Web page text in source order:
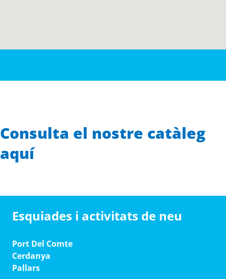
Consulta el nostre catàleg
aquí
Esquiades i activitats de neu
Port Del Comte
Cerdanya
Pallars